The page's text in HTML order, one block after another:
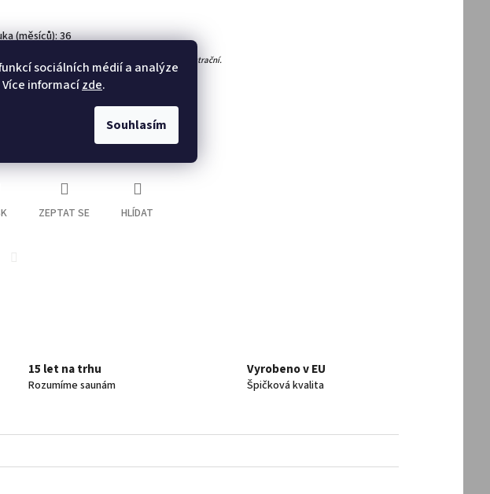
sociálních médií a analýze
informacízde.
Souhlasím
(měsíců): 36
informace: Prezentované fotografie jsou pouze ilustrační.
ZEPTAT SE HLÍDAT
15 let na trhu
Rozumíme saunám
Vyrobeno v EU
Špičková kvalita